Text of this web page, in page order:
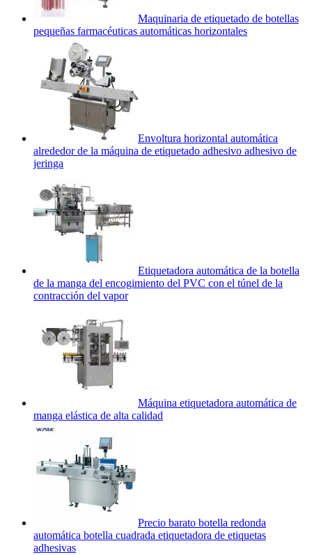
Maquinaria de etiquetado de botellas
pequeñas farmacéuticas automáticas horizontales
Envoltura horizontal automática
alrededor de la máquina de etiquetado adhesivo adhesivo de
jeringa
Etiquetadora automática de la botella
de la manga del encogimiento del PVC con el túnel de la
contracción del vapor
Máquina etiquetadora automática de
manga elástica de alta calidad
Precio barato botella redonda
automática botella cuadrada etiquetadora de etiquetas
adhesivas